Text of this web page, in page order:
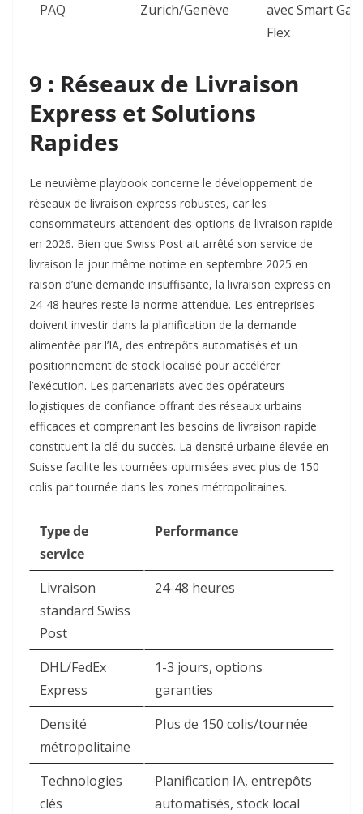
PAQ
Zurich/Genève ​
avec Smart
Flex ​
9 : Réseaux de Livraison
Express et Solutions
Rapides
Le neuvième playbook concerne le développement de
réseaux de livraison express robustes, car les
consommateurs attendent des options de livraison rapide
en 2026. Bien que Swiss Post ait arrêté son service de
livraison le jour même notime en septembre 2025 en
raison d’une demande insuffisante, la livraison express en
24-48 heures reste la norme attendue. Les entreprises
doivent investir dans la planification de la demande
alimentée par l’IA, des entrepôts automatisés et un
positionnement de stock localisé pour accélérer
l’exécution. Les partenariats avec des opérateurs
logistiques de confiance offrant des réseaux urbains
efficaces et comprenant les besoins de livraison rapide
constituent la clé du succès. La densité urbaine élevée en
Suisse facilite les tournées optimisées avec plus de 150
colis par tournée dans les zones métropolitaines.​
Type de
service
Performance
Livraison
standard Swiss
Post
24-48 heures ​
DHL/FedEx
Express
1-3 jours, options
garanties ​
Densité
métropolitaine
Plus de 150 colis/tournée ​
Technologies
clés
Planification IA, entrepôts
automatisés, stock local ​